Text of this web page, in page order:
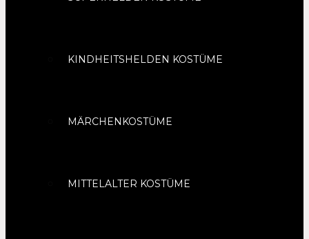
KINDHEITSHELDEN KOSTÜME
MÄRCHENKOSTÜME
MITTELALTER KOSTÜME